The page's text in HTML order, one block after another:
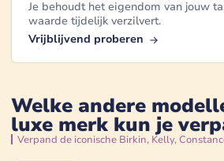
Je behoudt het eigendom van jouw
waarde tijdelijk verzilvert.
Vrijblijvend proberen
Welke andere
luxe merk kun je
Verpand de iconische Birkin, Kelly,